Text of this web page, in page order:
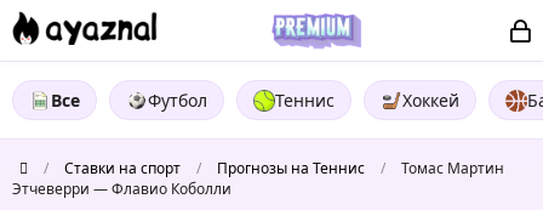
Все Футбол Теннис Хоккей
/ Ставки на спорт / Прогнозы на Теннис /
Томас Мартин
Этчеверри — Флавио Коболли